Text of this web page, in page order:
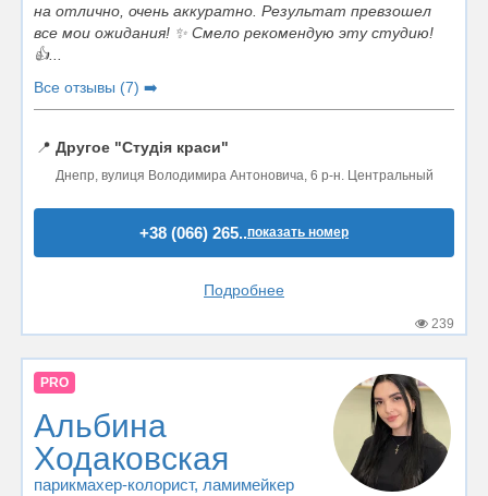
на отлично, очень аккуратно. Результат превзошел
все мои ожидания! ✨ Смело рекомендую эту студию!
👍...
Все отзывы (7) ➡️
📍 Другое "Студія краси"
Днепр, вулиця Володимира Антоновича, 6 р-н. Центральный
+38 (066) 265..показать номер
Подробнее
239
PRO
Альбина
Ходаковская
парикмахер-колорист, ламимейкер